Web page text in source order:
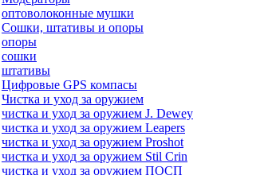
оптоволоконные мушки
Сошки, штативы и опоры
опоры
сошки
штативы
Цифровые GPS компасы
Чистка и уход за оружием
чистка и уход за оружием J. Dewey
чистка и уход за оружием Leapers
чистка и уход за оружием Proshot
чистка и уход за оружием Stil Crin
чистка и уход за оружием ПОСП